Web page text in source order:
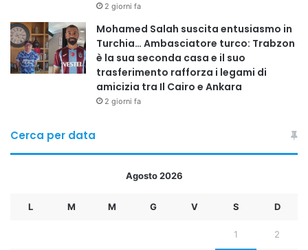
2 giorni fa
Mohamed Salah suscita entusiasmo in
Turchia… Ambasciatore turco: Trabzon
è la sua seconda casa e il suo
trasferimento rafforza i legami di
amicizia tra Il Cairo e Ankara
2 giorni fa
Cerca per data
Agosto 2026
L M M G V S D
1 2